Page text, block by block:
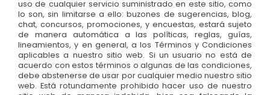
uso de cualquier servicio suministrado en este sitio, como
lo son, sin limitarse a ello: buzones de sugerencias, blog,
chat, concursos, promociones, y encuestas, estará sujeto
de manera automática a las políticas, reglas, guías,
lineamientos, y en general, a los Términos y Condiciones
aplicables a nuestro sitio web. Si un usuario no está de
acuerdo con estos términos o algunas de las condiciones,
debe abstenerse de usar por cualquier medio nuestro sitio
web. Está rotundamente prohibido hacer uso de nuestro